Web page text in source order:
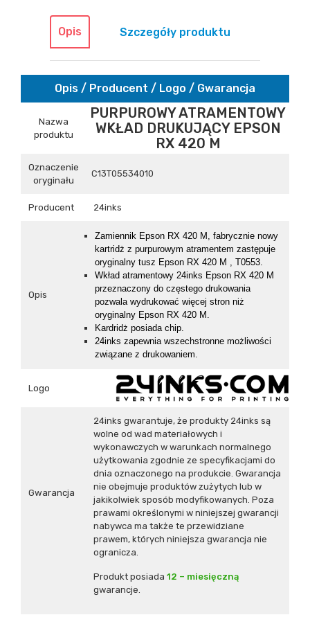
Opis Szczegóły produktu
Opis / Producent / Logo / Gwarancja
Nazwa
produktu
PURPUROWY ATRAMENTOWY
WKŁAD DRUKUJĄCY EPSON
RX 420 M
Oznaczenie
oryginału
C13T05534010
Producent 24inks
Opis
Zamiennik Epson RX 420 M, fabrycznie nowy
kartridż z purpurowym atramentem zastępuje
oryginalny tusz Epson RX 420 M , T0553.
Wkład atramentowy 24inks Epson RX 420 M
przeznaczony do częstego drukowania
pozwala wydrukować więcej stron niż
oryginalny Epson RX 420 M.
Kardridż posiada chip.
24inks zapewnia wszechstronne możliwości
związane z drukowaniem.
Logo
Gwarancja
24inks gwarantuje, że produkty 24inks są
wolne od wad materiałowych i
wykonawczych w warunkach normalnego
użytkowania zgodnie ze specyfikacjami do
dnia oznaczonego na produkcie. Gwarancja
nie obejmuje produktów zużytych lub w
jakikolwiek sposób modyfikowanych. Poza
prawami określonymi w niniejszej gwarancji
nabywca ma także te przewidziane
prawem, których niniejsza gwarancja nie
ogranicza.
Produkt posiada 12 – miesięczną
gwarancje.